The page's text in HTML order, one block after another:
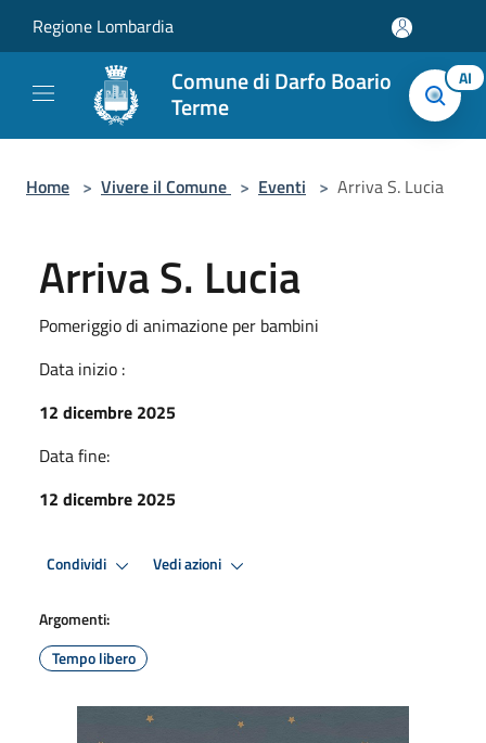
Regione Lombardia
Comune di Darfo Boario
Terme
AI
Home > Vivere il Comune > Eventi > Arriva S. Lucia
Arriva S. Lucia
Pomeriggio di animazione per bambini
Data inizio :
12 dicembre 2025
Data fine:
12 dicembre 2025
Condividi Vedi azioni
Argomenti:
Tempo libero